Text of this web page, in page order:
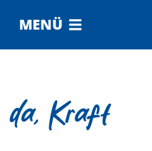
MENÜ
da, Kraft